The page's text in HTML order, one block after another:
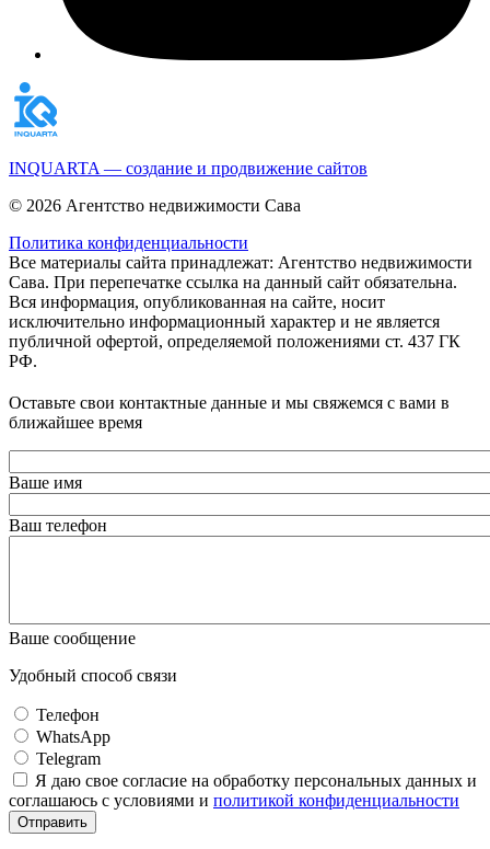
INQUARTA — создание и продвижение сайтов
© 2026 Агентство недвижимости Сава
Политика конфиденциальности
Все материалы сайта принадлежат: Агентство недвижимости
Сава. При перепечатке ссылка на данный сайт обязательна.
Вся информация, опубликованная на сайте, носит
исключительно информационный характер и не является
публичной офертой, определяемой положениями ст. 437 ГК
РФ.
Оставьте свои контактные данные и мы свяжемся с вами в
ближайшее время
Ваше имя
Ваш телефон
Ваше сообщение
Удобный способ связи
Телефон
WhatsApp
Telegram
Я даю свое согласие на обработку персональных данных и
соглашаюсь с условиями и политикой конфиденциальности
Отправить